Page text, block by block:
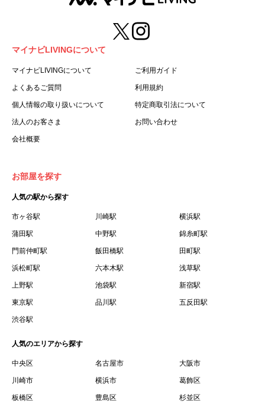
１.「本サ―ビス」とは、第１章第１条で規定する当社が運
営するマイナビLIVINGを意味します。
２.「利用者」とは、第１章第２条に規定する本サービスを
利用する個人を意味します。
３.「本サイト」とは、当社が運営する本サービスに関する
ます。
５.「会員」とは、第２章第１条に基づき会員登録が完了し
た個人を意味します。
録した情報、本サービス利用中に当社が登録を求めた情報
った場合の当該情報を意味します。
７.「本会員制度」とは、会員による本サービスの利用の促
進を目的とした会員制度を意味します。
借契約書およびオプション注文書を意味します。
９.「契約期間開始日」とは、定期建物賃貸借契約（以下
「賃貸借契約」と言います）の開始日のことで、利用者の
賃借権が発生する日を意味します。
するために、選んだ物件を保留することを意味します。
１１.「予約情報」とは、物件を予約するために必要な当社
所定の情報を意味します。物件情報や期間、オプション等
マイナビLIVINGについて
マイナビLIVINGについて ご利用ガイド
よくあるご質問 利用規約
個人情報の取り扱いについて 特定商取引法について
法人のお客さま お問い合わせ
会社概要
お部屋を探す
人気の駅から探す
市ヶ谷駅 川崎駅 横浜駅
蒲田駅 中野駅 錦糸町駅
門前仲町駅 飯田橋駅 田町駅
浜松町駅 六本木駅 浅草駅
上野駅 池袋駅 新宿駅
東京駅 品川駅 五反田駅
渋谷駅
人気のエリアから探す
中央区 名古屋市 大阪市
川崎市 横浜市 葛飾区
板橋区 豊島区 杉並区